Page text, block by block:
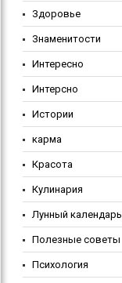
Здоровье
Знаменитости
Интересно
Интерсно
Истории
карма
Красота
Кулинария
Лунный календарь
Полезные советы
Психология